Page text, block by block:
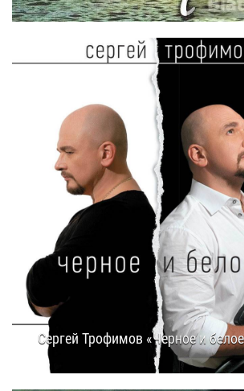
11.07.201412:25
Сергей Трофимов «Черное и